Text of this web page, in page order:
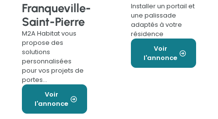
Franqueville-
Saint-Pierre
M2A Habitat vous
propose des
solutions
personnalisées
pour vos projets de
portes…
Voir
l'annonce
Installer un portail et
une palissade
adaptés à votre
résidence
Voir
l'annonce